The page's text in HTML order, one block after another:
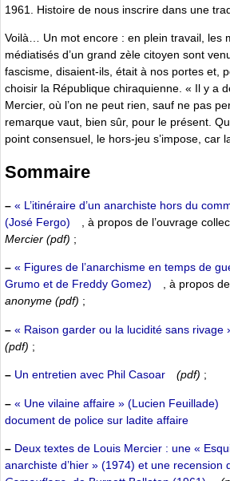
1961. Histoire de nous inscrire dans une
Voilà… Un mot encore : en plein travail, les
médiatisés d’un grand zèle citoyen sont
fascisme, disaient-ils, était à nos portes et,
choisir la République chiraquienne. « Il y a
Mercier, où l’on ne peut rien, sauf ne pas
remarque vaut, bien sûr, pour le présent.
point consensuel, le hors-jeu s’impose, car
Sommaire
– « L’itinéraire d’un anarchiste hors du
(José Fergo)
, à propos de l’ouvrage
Mercier (pdf) ;
– « Figures de l’anarchisme en temps de
Grumo et de Freddy Gomez)
, à propos de
anonyme (pdf) ;
– « Raison garder ou la lucidité sans rivage
(pdf) ;
– Un entretien avec Phil Casoar (pdf) ;
– « Une vilaine affaire » (Lucien Feuillade)
document de police sur ladite affaire
– Deux textes de Louis Mercier : une «
anarchiste d’hier » (1974) et une recension